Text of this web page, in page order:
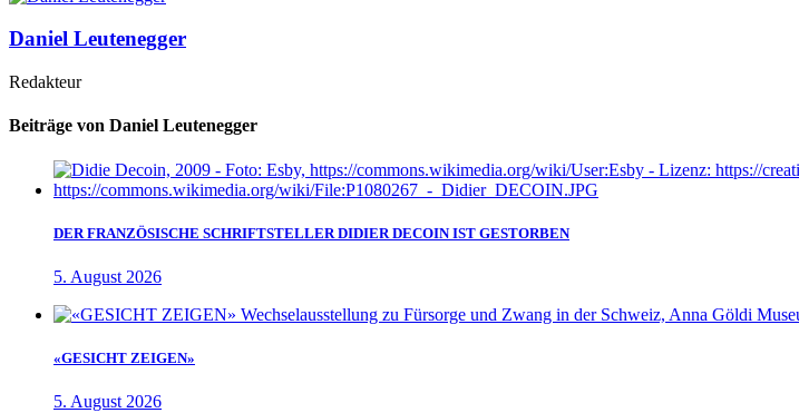
Daniel Leutenegger
Redakteur
Beiträge von Daniel Leutenegger
DER FRANZÖSISCHE SCHRIFTSTELLER DIDIER DECOIN IST GESTORBEN
5. August 2026
«GESICHT ZEIGEN»
5. August 2026